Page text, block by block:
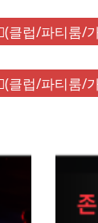
클럽/파티룸/
클럽/파티룸/